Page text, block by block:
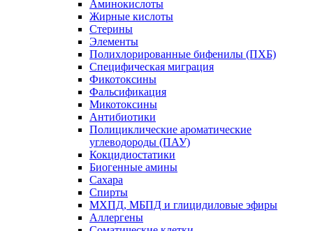
Аминокислоты
Жирные кислоты
Стерины
Элементы
Полихлорированные бифенилы (ПХБ)
Специфическая миграция
Фикотоксины
Фальсификация
Микотоксины
Антибиотики
Полициклические ароматические
углеводороды (ПАУ)
Кокцидиостатики
Биогенные амины
Сахара
Спирты
МХПД, МБПД и глицидиловые эфиры
Аллергены